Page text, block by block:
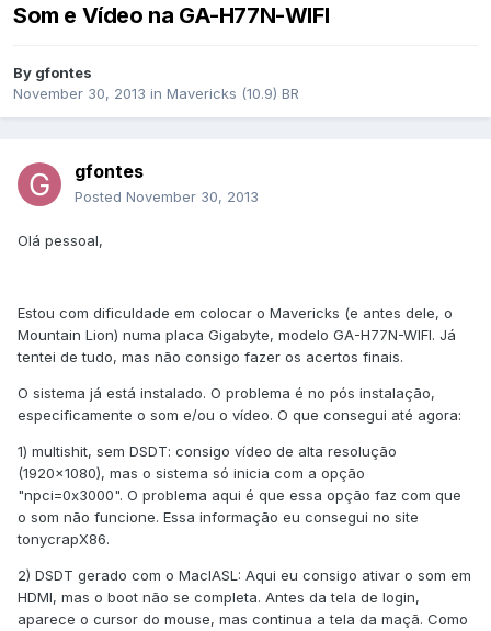
Som e Vídeo na GA-H77N-WIFI
By gfontes
November 30, 2013 in Mavericks (10.9) BR
gfontes
Posted November 30, 2013
Olá pessoal,
Estou com dificuldade em colocar o Mavericks (e antes dele, o
Mountain Lion) numa placa Gigabyte, modelo GA-H77N-WIFI. Já
tentei de tudo, mas não consigo fazer os acertos finais.
O sistema já está instalado. O problema é no pós instalação,
especificamente o som e/ou o vídeo. O que consegui até agora:
1) multishit, sem DSDT: consigo vídeo de alta resolução
(1920x1080), mas o sistema só inicia com a opção
"npci=0x3000". O problema aqui é que essa opção faz com que
o som não funcione. Essa informação eu consegui no site
tonycrapX86.
2) DSDT gerado com o MacIASL: Aqui eu consigo ativar o som em
HDMI, mas o boot não se completa. Antes da tela de login,
aparece o cursor do mouse, mas continua a tela da maçã. Como